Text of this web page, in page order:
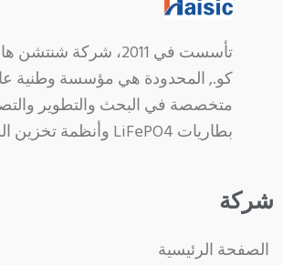
تأسست في 2011، شركة
كو., المحدودة هي مؤسسة وطنية
متخصصة في البحث والتطوير
بطاريات LiFePO4 وأنظمة تخزين الطاقة.
شركة
الصفحة الرئيسية